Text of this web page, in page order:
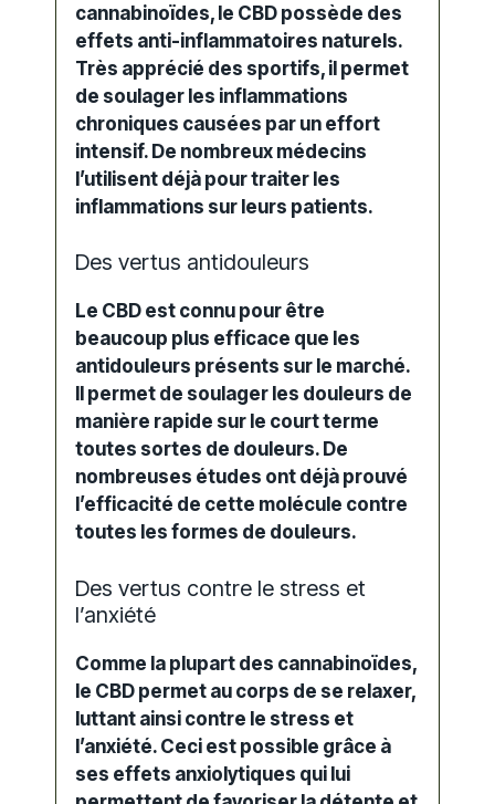
cannabinoïdes, le CBD possède des
effets anti-inflammatoires naturels.
Très apprécié des sportifs, il permet
de soulager les inflammations
chroniques causées par un effort
intensif. De nombreux médecins
l’utilisent déjà pour traiter les
inflammations sur leurs patients.
Des vertus antidouleurs
Le CBD est connu pour être
beaucoup plus efficace que les
antidouleurs présents sur le marché.
Il permet de soulager les douleurs de
manière rapide sur le court terme
toutes sortes de douleurs. De
nombreuses études ont déjà prouvé
l’efficacité de cette molécule contre
toutes les formes de douleurs.
Des vertus contre le stress et
l’anxiété
Comme la plupart des cannabinoïdes,
le CBD permet au corps de se relaxer,
luttant ainsi contre le stress et
l’anxiété. Ceci est possible grâce à
ses effets anxiolytiques qui lui